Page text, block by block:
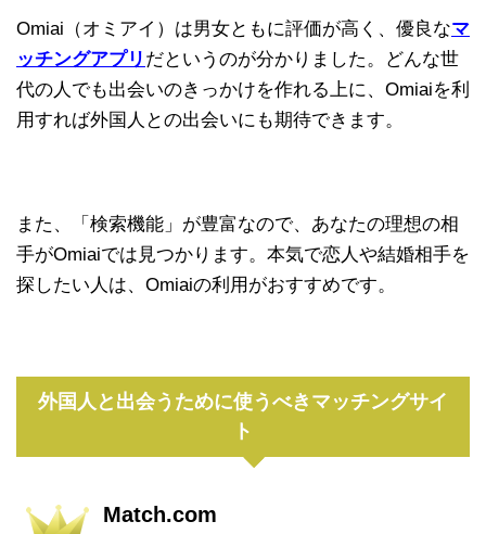
Omiai（オミアイ）は男女ともに評価が高く、優良なマ
ッチングアプリ だというのが分かりました。どんな世
代の人でも出会いのきっかけを作れる上に、Omiaiを利
用すれば外国人との出会いにも期待できます。
また、「検索機能」が豊富なので、あなたの理想の相
手がOmiaiでは見つかります。本気で恋人や結婚相手を
探したい人は、Omiaiの利用がおすすめです。
外国人と出会うために使うべきマッチングサイ
ト
Match.com